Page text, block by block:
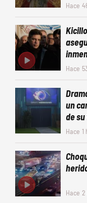
Hace
Hace
un
de
Hace 1
Hace